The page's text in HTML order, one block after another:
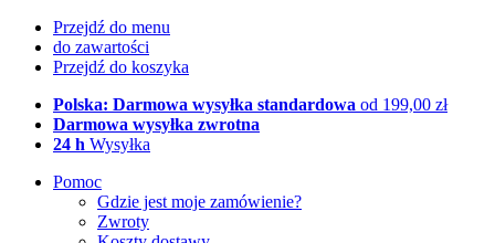
Przejdź do menu
do zawartości
Przejdź do koszyka
Polska: Darmowa wysyłka standardowa od 199,00 zł
Darmowa wysyłka zwrotna
24 h Wysyłka
Pomoc
Gdzie jest moje zamówienie?
Zwroty